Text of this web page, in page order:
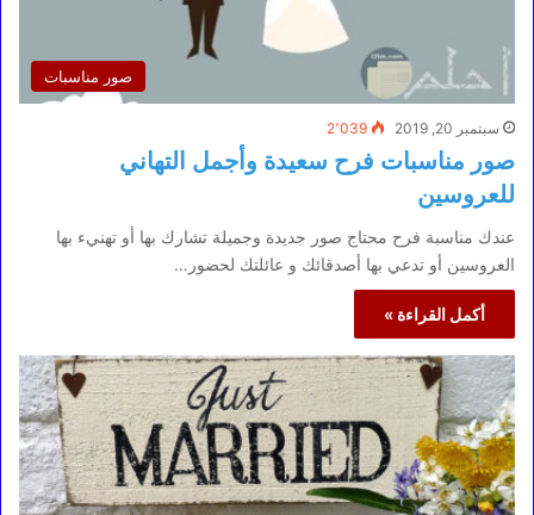
صور مناسبات
سبتمبر 20, 2019 2٬039
صور مناسبات فرح سعيدة وأجمل التهاني
للعروسين
عندك مناسبة فرح محتاج صور جديدة وجميلة تشارك بها أو تهنيء بها
العروسين أو تدعي بها أصدقائك و عائلتك لحضور…
أكمل القراءة »